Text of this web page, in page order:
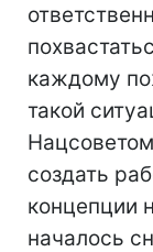
каждому
такой
создать
концепции
началось